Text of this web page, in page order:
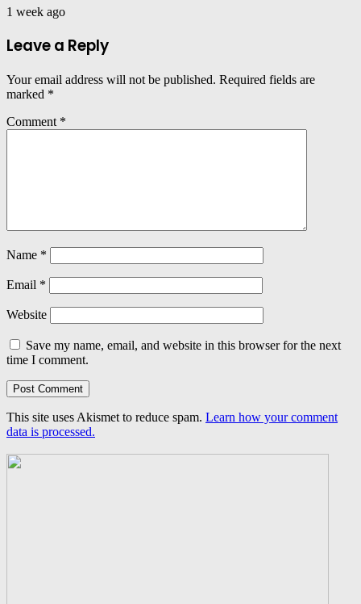
1 week ago
Leave a Reply
Your email address will not be published. Required fields are
marked *
Comment *
Name *
Email *
Website
Save my name, email, and website in this browser for the next
time I comment.
This site uses Akismet to reduce spam. Learn how your comment
data is processed.